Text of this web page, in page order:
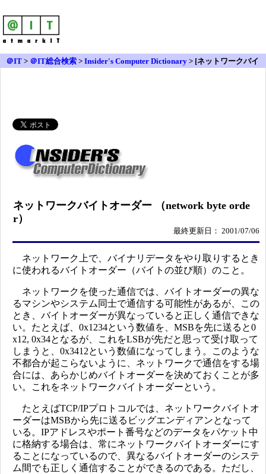
＠IT > ＠IT総合検索 > Insider's Computer Dictionary > [ネットワークバイ
ネットワークバイトオーダー （network byte orde
r）
最終更新日： 2001/07/06
ネットワーク上で、バイナリデータをやり取りするとき
に使われるバイトオーダー（バイトの並び順）のこと。
ネットワークを使った通信では、バイトオーダーの異な
るマシンやシステム同士で通信する可能性があるが、この
とき、バイトオーダーが異なっていると正しく通信できな
い。たとえば、0x1234という数値を、MSBを先に送ると0
x12, 0x34となるが、これをLSBが先だと思って受け取って
しまうと、0x3412という数値になってしまう。このような
不都合が起こらないように、ネットワークで通信をする場
合には、あらかじめバイトオーダーを決めておくことが多
い。これをネットワークバイトオーダーという。
たとえばTCP/IPプロトコルでは、ネットワークバイトオ
ーダーはMSBから先に送るビッグエンディアンとなって
いる。IPアドレスやポート番号などのデータをパケット中
に格納する場合は、常にネットワークバイトオーダーにす
ることになっているので、異なるバイトオーダーのシステ
ム間でも正しく通信することができるのである。ただし、